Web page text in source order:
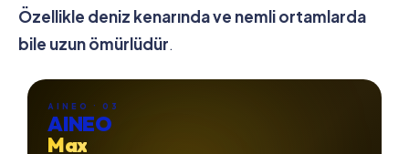
Özellikle deniz kenarında ve nemli ortamlarda
bile uzun ömürlüdür.
AINEO · 03
AINEO
Max